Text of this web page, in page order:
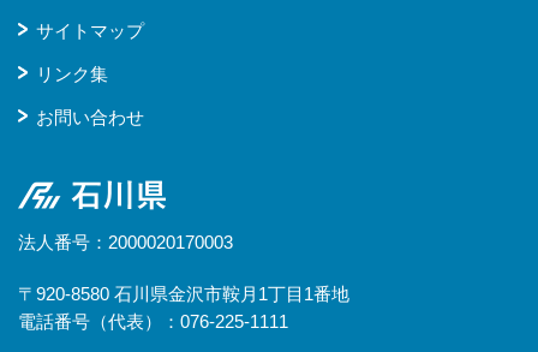
サイトマップ
リンク集
お問い合わせ
石川県
法人番号：2000020170003
〒920-8580 石川県金沢市鞍月1丁目1番地
電話番号（代表）：076-225-1111